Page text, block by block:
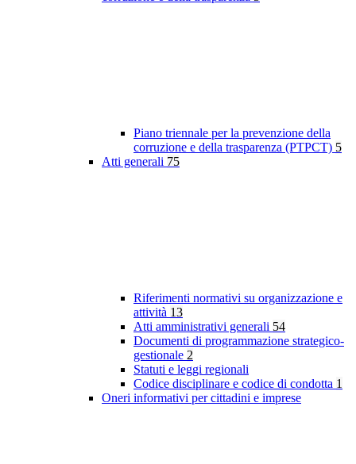
Piano triennale per la prevenzione della
corruzione e della trasparenza (PTPCT) 5
Atti generali 75
Riferimenti normativi su organizzazione e
attività 13
Atti amministrativi generali 54
Documenti di programmazione strategico-
gestionale 2
Statuti e leggi regionali
Codice disciplinare e codice di condotta 1
Oneri informativi per cittadini e imprese